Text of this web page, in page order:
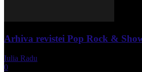
Arhiva revistei Pop Rock &
Iulia Radu
0